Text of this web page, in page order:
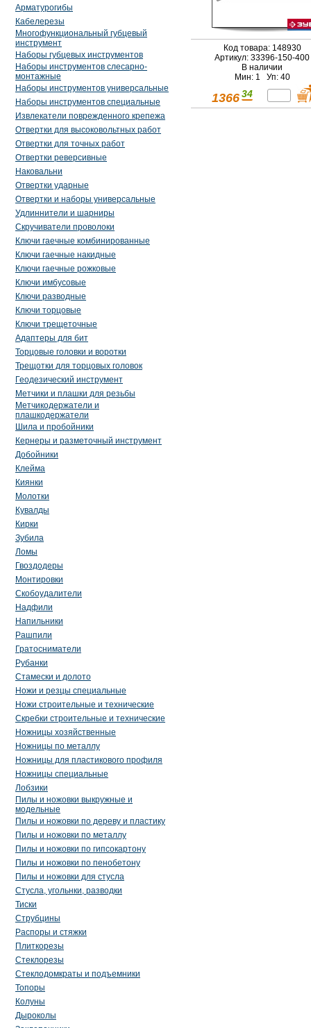
Арматурогибы
Кабелерезы
Многофункциональный губцевый
инструмент
Наборы губцевых инструментов
Наборы инструментов слесарно-
монтажные
Наборы инструментов универсальные
Наборы инструментов специальные
Извлекатели поврежденного крепежа
Отвертки для высоковольтных работ
Отвертки для точных работ
Отвертки реверсивные
Наковальни
Отвертки ударные
Отвертки и наборы универсальные
Удлиннители и шарниры
Скручиватели проволоки
Ключи гаечные комбинированные
Ключи гаечные накидные
Ключи гаечные рожковые
Ключи имбусовые
Ключи разводные
Ключи торцовые
Ключи трещеточные
Адаптеры для бит
Торцовые головки и воротки
Трещотки для торцовых головок
Геодезический инструмент
Метчики и плашки для резьбы
Метчикодержатели и
плашкодержатели
Шила и пробойники
Кернеры и разметочный инструмент
Добойники
Клейма
Киянки
Молотки
Кувалды
Кирки
Зубила
Ломы
Гвоздодеры
Монтировки
Скобоудалители
Надфили
Напильники
Рашпили
Гратосниматели
Рубанки
Стамески и долото
Ножи и резцы специальные
Ножи строительные и технические
Скребки строительные и технические
Ножницы хозяйственные
Ножницы по металлу
Ножницы для пластикового профиля
Ножницы специальные
Лобзики
Пилы и ножовки выкружные и
модельные
Пилы и ножовки по дереву и пластику
Пилы и ножовки по металлу
Пилы и ножовки по гипсокартону
Пилы и ножовки по пенобетону
Пилы и ножовки для стусла
Стусла, угольнки, разводки
Тиски
Струбцины
Распоры и стяжки
Плиткорезы
Стеклорезы
Стеклодомкраты и подъемники
Топоры
Колуны
Дыроколы
Код товара: 148930
Артикул: 33396-150-400
В наличии
Мин: 1 Уп: 40
1366 34